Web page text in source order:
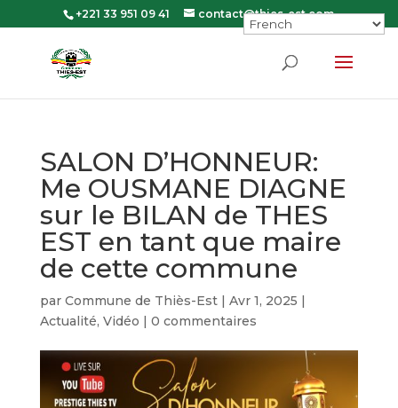
+221 33 951 09 41 contact@thies-est.com
SALON D’HONNEUR:
Me OUSMANE DIAGNE
sur le BILAN de THES
EST en tant que maire
de cette commune
par Commune de Thiès-Est| Avr 1, 2025 |
Actualité, Vidéo | 0 commentaires